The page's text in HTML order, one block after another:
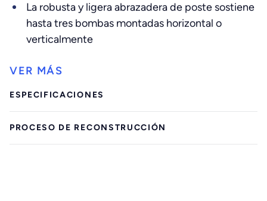
La robusta y ligera abrazadera de poste sostiene
hasta tres bombas montadas horizontal o
verticalmente
ESPECIFICACIONES
PROCESO DE RECONSTRUCCIÓN